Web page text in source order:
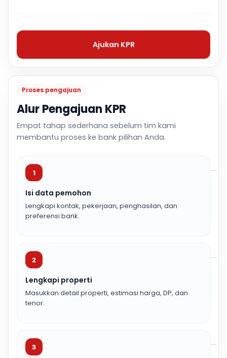
Proses pengajuan
Alur Pengajuan KPR
Empat tahap sederhana sebelum tim kami
membantu proses ke bank pilihan Anda.
1
Isi data pemohon
Lengkapi kontak, pekerjaan, penghasilan, dan
preferensi bank.
2
Lengkapi properti
Masukkan detail properti, estimasi harga, DP, dan
tenor.
3
Ajukan KPR